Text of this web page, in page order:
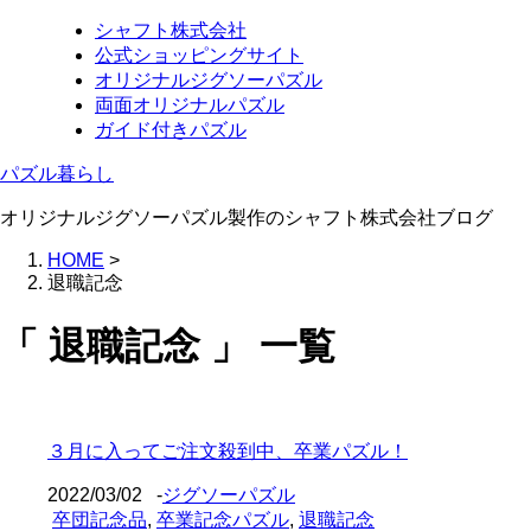
シャフト株式会社
公式ショッピングサイト
オリジナルジグソーパズル
両面オリジナルパズル
ガイド付きパズル
パズル暮らし
オリジナルジグソーパズル製作のシャフト株式会社ブログ
HOME >
退職記念
「 退職記念 」 一覧
３月に入ってご注文殺到中、卒業パズル！
2022/03/02 -ジグソーパズル
卒団記念品, 卒業記念パズル, 退職記念